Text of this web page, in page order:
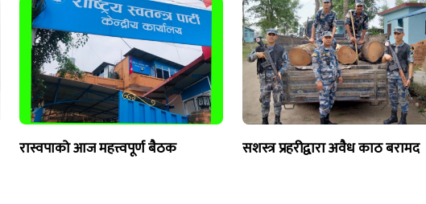
रास्वपाको आज महत्त्वपूर्ण बैठक सशस्त्र प्रहरीद्वारा अवैध काठ बरामद